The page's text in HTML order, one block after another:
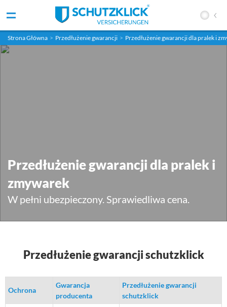
Strona Główna > Przedłużenie gwarancji > Przedłużenie gwarancji dla pralek i
Przedłużenie gwarancji dla pralek i
zmywarek
W pełni ubezpieczony. Sprawiedliwa cena.
Przedłużenie gwarancji schutzklick
Ochrona
Gwarancja
producenta
Przedłużenie gwarancji
schutzklick